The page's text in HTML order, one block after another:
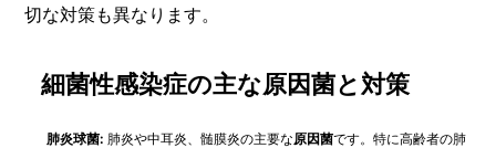
切な対策も異なります。
細菌性感染症の主な原因菌と対策
肺炎球菌: 肺炎や中耳炎、髄膜炎の主要な原因菌です。特に高齢者の肺